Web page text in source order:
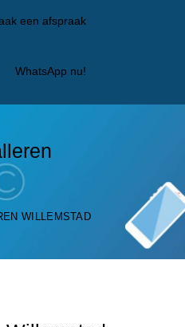
een afspraak
WhatsApp nu!
WILLEMSTAD